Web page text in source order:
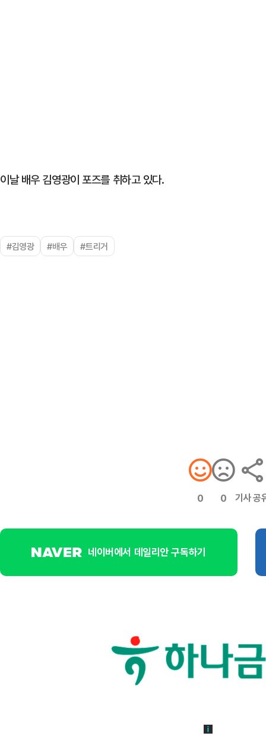
이날 배우 김영광이 포즈를 취하고 있다.
#김영광 #배우 #트리거
0 0 기사 공
네이버에서 데일리안 구독하기